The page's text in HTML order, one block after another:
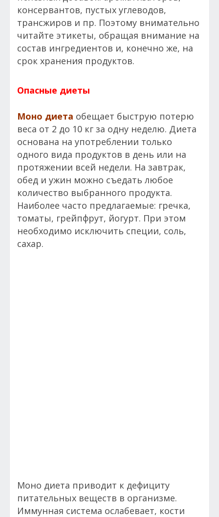
консервантов, пустых углеводов,
трансжиров и пр. Поэтому внимательно
читайте этикеты, обращая внимание на
состав ингредиентов и, конечно же, на
срок хранения продуктов.
Опасные диеты
Моно диета обещает быструю потерю
веса от 2 до 10 кг за одну неделю. Диета
основана на употреблении только
одного вида продуктов в день или на
протяжении всей недели. На завтрак,
обед и ужин можно съедать любое
количество выбранного продукта.
Наиболее часто предлагаемые: гречка,
томаты, грейпфрут, йогурт. При этом
необходимо исключить специи, соль,
сахар.
Моно диета приводит к дефициту
питательных веществ в организме.
Иммунная система ослабевает, кости